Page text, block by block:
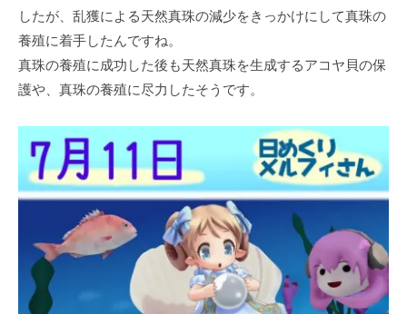
したが、乱獲による天然真珠の減少をきっかけにして真珠の
養殖に着手したんですね。
真珠の養殖に成功した後も天然真珠を生成するアコヤ貝の保
護や、真珠の養殖に尽力したそうです。